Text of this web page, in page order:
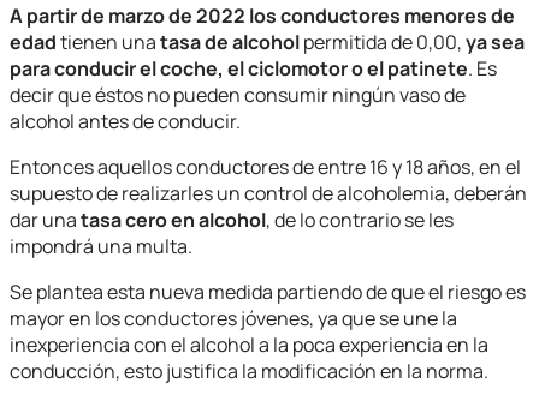
A partir de marzo de 2022 los conductores menores de
edadtienen unatasa de alcoholpermitida de 0,00,ya sea
para conducir el coche, el ciclomotor o el patinete. Es
decir que éstos no pueden consumir ningún vaso de
alcohol antes de conducir.
Entonces aquellos conductores de entre 16 y 18 años, en el
supuesto de realizarles un control de alcoholemia, deberán
dar unatasa cero en alcohol, de lo contrario se les
impondrá una multa.
Se plantea esta nueva medida partiendo de que el riesgo es
mayor en los conductores jóvenes, ya que se une la
inexperiencia con el alcohol a la poca experiencia en la
conducción, esto justifica la modificación en la norma.